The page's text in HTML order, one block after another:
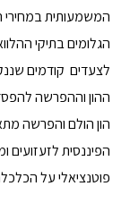
המשמעותית במחירי
הגלומים בתיקי
לצעדים קודמים
ההון וההפרשה
הון הולם והפרשה
הפיננסית לזעזועים
פוטנציאלי על